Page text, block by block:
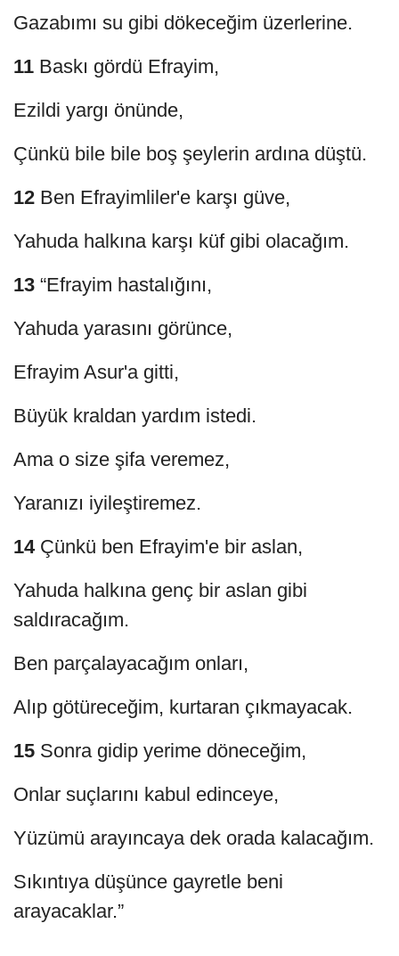
Gazabımı su gibi dökeceğim üzerlerine.
11 Baskı gördü Efrayim,
Ezildi yargı önünde,
Çünkü bile bile boş şeylerin ardına düştü.
12 Ben Efrayimliler'e karşı güve,
Yahuda halkına karşı küf gibi olacağım.
13 “Efrayim hastalığını,
Yahuda yarasını görünce,
Efrayim Asur'a gitti,
Büyük kraldan yardım istedi.
Ama o size şifa veremez,
Yaranızı iyileştiremez.
14Çünkü ben Efrayim'e bir aslan,
Yahuda halkına genç bir aslan gibi
saldıracağım.
Ben parçalayacağım onları,
Alıp götüreceğim, kurtaran çıkmayacak.
15 Sonra gidip yerime döneceğim,
Onlar suçlarını kabul edinceye,
Yüzümü arayıncaya dek orada kalacağım.
Sıkıntıya düşünce gayretle beni
arayacaklar.”